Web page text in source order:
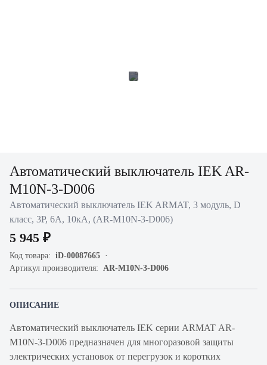
Автоматический выключатель IEK AR-
M10N-3-D006
Автоматический выключатель IEK ARMAT, 3 модуль, D
класс, 3P, 6А, 10кА, (AR-M10N-3-D006)
5 945 ₽
Код товара: iD-00087665
Артикул производителя: AR-M10N-3-D006
ОПИСАНИЕ
Автоматический выключатель IEK серии ARMAT AR-
M10N-3-D006 предназначен для многоразовой защиты
электрических установок от перегрузок и коротких